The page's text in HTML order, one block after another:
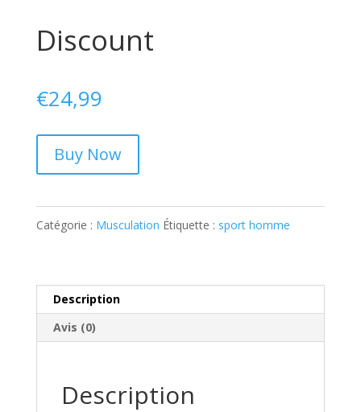
Discount
€24,99
Buy Now
Catégorie : Musculation Étiquette : sport homme
Description
Avis (0)
Description